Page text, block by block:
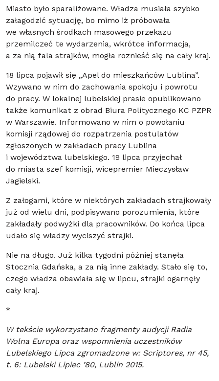
Miasto było sparaliżowane. Władza musiała szybko
załagodzić sytuację, bo mimo iż próbowała
we własnych środkach masowego przekazu
przemilczeć te wydarzenia, wkrótce informacja,
a za nią fala strajków, mogła roznieść się na cały kraj.
18 lipca pojawił się „Apel do mieszkańców Lublina”.
Wzywano w nim do zachowania spokoju i powrotu
do pracy. W lokalnej lubelskiej prasie opublikowano
także komunikat z obrad Biura Politycznego KC PZPR
w Warszawie. Informowano w nim o powołaniu
komisji rządowej do rozpatrzenia postulatów
zgłoszonych w zakładach pracy Lublina
i województwa lubelskiego. 19 lipca przyjechał
do miasta szef komisji, wicepremier Mieczysław
Jagielski.
Z załogami, które w niektórych zakładach strajkowały
już od wielu dni, podpisywano porozumienia, które
zakładały podwyżki dla pracowników. Do końca lipca
udało się władzy wyciszyć strajki.
Nie na długo. Już kilka tygodni później stanęła
Stocznia Gdańska, a za nią inne zakłady. Stało się to,
czego władza obawiała się w lipcu, strajki ogarnęły
cały kraj.
*
W tekście wykorzystano fragmenty audycji Radia
Wolna Europa oraz wspomnienia uczestników
Lubelskiego Lipca zgromadzone w: Scriptores, nr 45,
t. 6: Lubelski Lipiec ’80, Lublin 2015.